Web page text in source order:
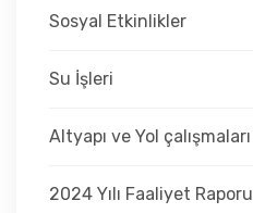
Sosyal Etkinlikler
Su İşleri
Altyapı ve Yol çalışmaları
2024 Yılı Faaliyet Raporu